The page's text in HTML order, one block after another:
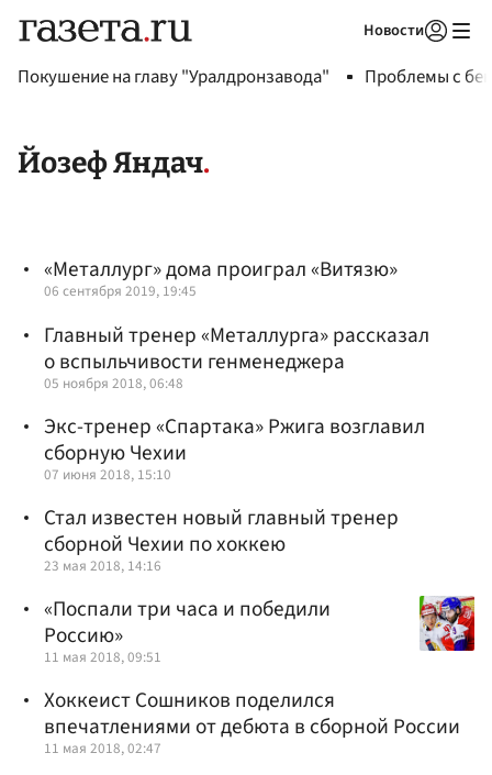
Новости
Покушение на главу "Уралдронзавода" Проблемы с
Йозеф Яндач
«Металлург» дома проиграл «Витязю»
06 сентября 2019, 19:45
Главный тренер «Металлурга» рассказал
о вспыльчивости генменеджера
05 ноября 2018, 06:48
Экс-тренер «Спартака» Ржига возглавил
сборную Чехии
07 июня 2018, 15:10
Стал известен новый главный тренер
сборной Чехии по хоккею
23 мая 2018, 14:16
«Поспали три часа и победили
Россию»
11 мая 2018, 09:51
Хоккеист Сошников поделился
впечатлениями от дебюта в сборной России
11 мая 2018, 02:47